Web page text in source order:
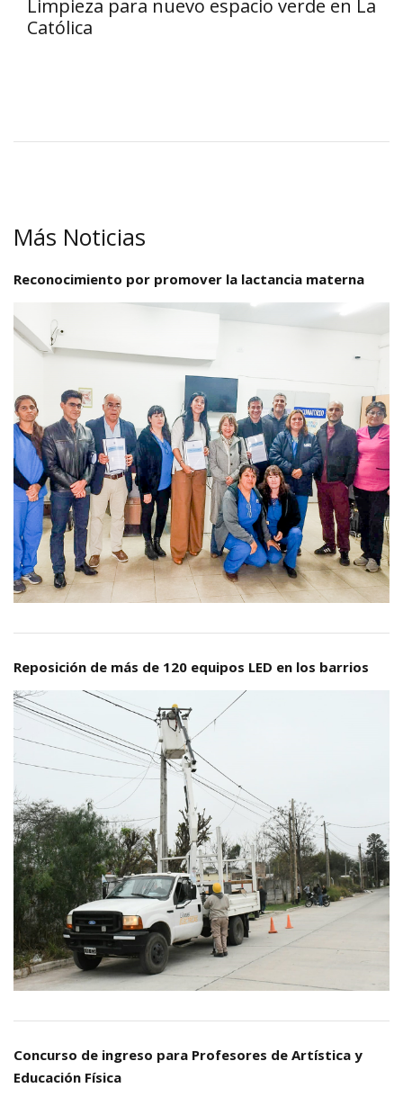
Limpieza para nuevo espacio verde en La
Católica
Más Noticias
Reconocimiento por promover la lactancia materna
Reposición de más de 120 equipos LED en los barrios
Concurso de ingreso para Profesores de Artística y
Educación Física